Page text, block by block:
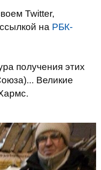
Twitter,
на РБК-
получения этих
Великие